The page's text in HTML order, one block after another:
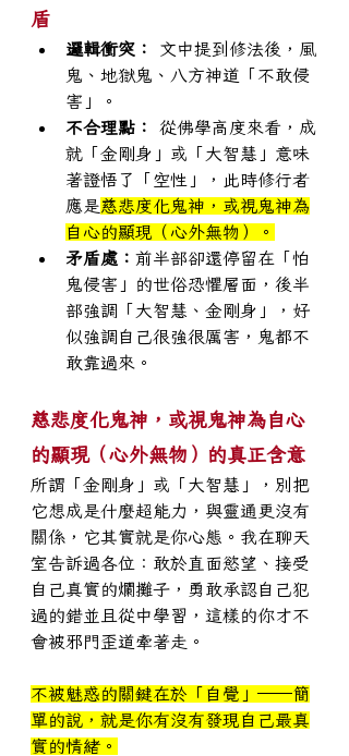
盾
邏輯衝突：
文中提到修法後，風
鬼、地獄鬼、八方神道「不敢侵
害」。
不合理點：
從佛學高度來看，成
就「金剛身」或「大智慧」意味
著證悟了「空性」，此時修行者
應是慈悲度化鬼神，或視鬼神為
自心的顯現（心外無物）。
矛盾處： 前半部卻還停留在「怕
鬼侵害」的世俗恐懼層面，後半
部強調「大智慧、金剛身」，好
似強調自己很強很厲害，鬼都不
敢靠過來。
慈悲度化鬼神，或視鬼神為自心
的顯現（心外無物）的真正含意
所謂「金剛身」或「大智慧」，別把
它想成是什麼超能力，與靈通更沒有
關係，它其實就是你心態。我在聊天
室告訴過各位：敢於直面慾望、接受
自己真實的爛攤子，勇敢承認自己犯
過的錯並且從中學習，這樣的你才不
會被邪門歪道牽著走。
不被魅惑的關鍵在於「自覺」──簡
單的說，就是你有沒有發現自己最真
實的情緒。